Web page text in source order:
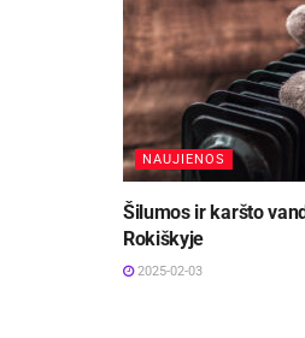
NAUJIENOS
Šilumos ir karšto
Rokiškyje
2025-02-03